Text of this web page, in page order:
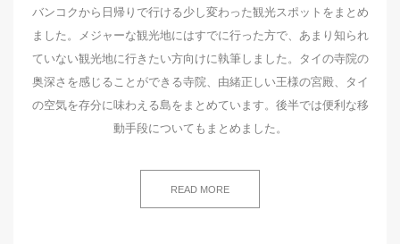
バンコクから日帰りで行ける少し変わった観光スポットをまとめ
ました。メジャーな観光地にはすでに行った方で、あまり知られ
ていない観光地に行きたい方向けに執筆しました。タイの寺院の
奥深さを感じることができる寺院、由緒正しい王様の宮殿、タイ
の空気を存分に味わえる島をまとめています。後半では便利な移
動手段についてもまとめました。
READ MORE